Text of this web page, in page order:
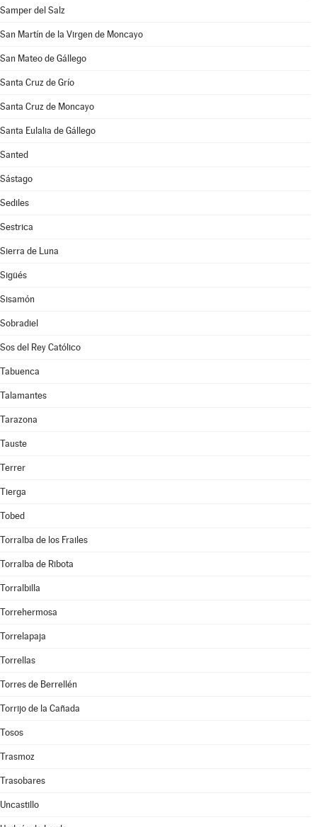
Samper del Salz
San Martín de la Virgen de Moncayo
San Mateo de Gállego
Santa Cruz de Grío
Santa Cruz de Moncayo
Santa Eulalia de Gállego
Santed
Sástago
Sediles
Sestrica
Sierra de Luna
Sigüés
Sisamón
Sobradiel
Sos del Rey Católico
Tabuenca
Talamantes
Tarazona
Tauste
Terrer
Tierga
Tobed
Torralba de los Frailes
Torralba de Ribota
Torralbilla
Torrehermosa
Torrelapaja
Torrellas
Torres de Berrellén
Torrijo de la Cañada
Tosos
Trasmoz
Trasobares
Uncastillo